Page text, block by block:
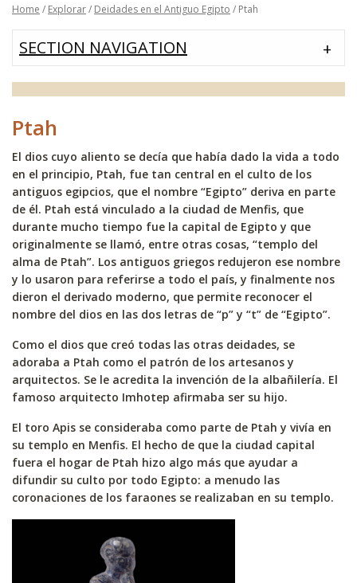
Home / Explorar/ Deidades en el Antiguo Egipto / Ptah
SECTION NAVIGATION
Ptah
El dios cuyo aliento se decía que había dado la vida a todo
en el principio, Ptah, fue tan central en el culto de los
antiguos egipcios, que el nombre “Egipto” deriva en parte
de él. Ptah está vinculado a la ciudad de Menfis, que
durante mucho tiempo fue la capital de Egipto y que
originalmente se llamó, entre otras cosas, “templo del
alma de Ptah”. Los antiguos griegos redujeron ese nombre
y lo usaron para referirse a todo el país, y finalmente nos
dieron el derivado moderno, que permite reconocer el
nombre del dios en las dos letras de “p” y “t” de “Egipto”.
Como el dios que creó todas las otras deidades, se
adoraba a Ptah como el patrón de los artesanos y
arquitectos. Se le acredita la invención de la albañilería. El
famoso arquitecto Imhotep afirmaba ser su hijo.
El toro Apis se consideraba como parte de Ptah y vivía en
su templo en Menfis. El hecho de que la ciudad capital
fuera el hogar de Ptah hizo algo más que ayudar a
difundir su culto por todo Egipto: a menudo las
coronaciones de los faraones se realizaban en su templo.